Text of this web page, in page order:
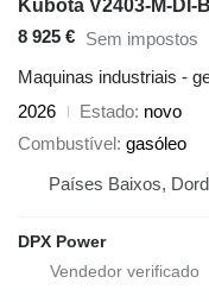
Kubota V2403-M-DI-
8 925 € Sem impostos
Maquinas industriais -
2026
Estado novo
Combustível gasóleo
Países Baixos,
DPX Power